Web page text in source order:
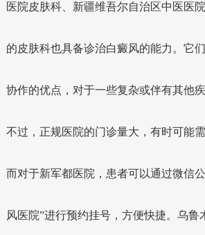
医院皮肤科、新疆维吾尔自治区中医医
的皮肤科也具备诊治白癜风的能力。它
协作的优点，对于一些复杂或伴有其他
不过，正规医院的门诊量大，有时可能
而对于新军都医院，患者可以通过微信
风医院”进行预约挂号，方便快捷。乌鲁